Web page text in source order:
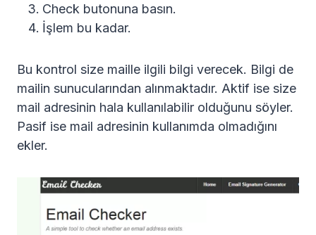
Check butonuna basın.
İşlem bu kadar.
Bu kontrol size maille ilgili bilgi verecek. Bilgi de
mailin sunucularından alınmaktadır. Aktif ise size
mail adresinin hala kullanılabilir olduğunu söyler.
Pasif ise mail adresinin kullanımda olmadığını
ekler.